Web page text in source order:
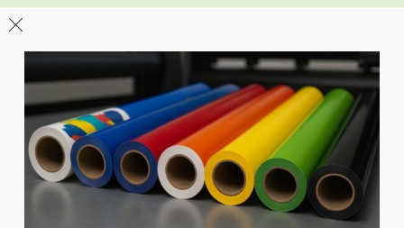
León
Sucursal
Av del Astillero 129 Centro bodeguero Las Trojes León,
Guanajuato